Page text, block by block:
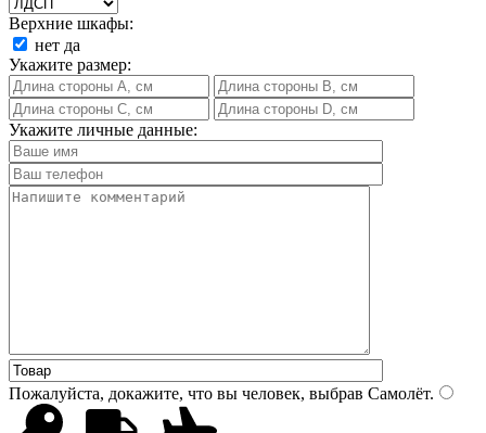
Верхние шкафы:
нет да
Укажите размер:
Укажите личные данные:
Пожалуйста, докажите, что вы человек, выбрав Самолёт.